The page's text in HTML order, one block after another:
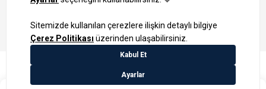
Bilgi Toplum Hizmetleri
KVKK Veri İşleme Politikamız
Site Haritası